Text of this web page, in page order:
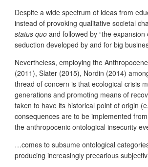
Despite a wide spectrum of ideas from
instead of provoking qualitative societal
status quo and followed by “the
seduction developed by and for big
Nevertheless, employing the
(2011), Slater (2015), Nordin (2014)
thread of concern is that ecological crisis
generations and promoting means of
taken to have its historical point of origin
consequences are to be implemented
the anthropocenic ontological insecurity
…comes to subsume ontological
producing increasingly precarious